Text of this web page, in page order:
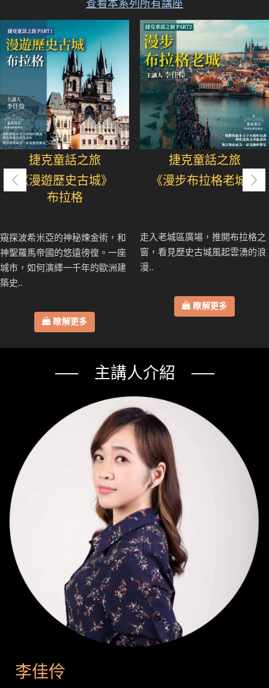
查看本系列所有講座
捷克童話之旅
《漫遊歷史古城》
布拉格
窺探波希米亞的神秘煉金術，和
神聖羅馬帝國的悠遠徬徨。一座
城市，如何演繹一千年的歐洲建
築史..
瞭解更多
捷克童話之旅
《漫步布拉格老城》
走入老城區廣場，推開布拉格之
窗，看見歷史古城風起雲湧的浪
漫..
瞭解更多
── 主講人介紹 ──
李佳伶